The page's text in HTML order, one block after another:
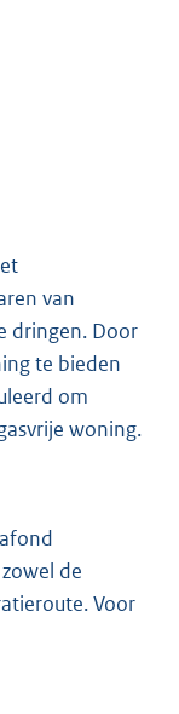
van
dringen. Door
te bieden
om
woning.
de
Voor